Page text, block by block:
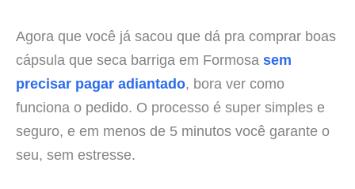
Agora que você já sacou que dá pra comprar boas
cápsula que seca barriga em Formosa sem
precisar pagar adiantado, bora ver como
funciona o pedido. O processo é super simples e
seguro, e em menos de 5 minutos você garante o
seu, sem estresse.